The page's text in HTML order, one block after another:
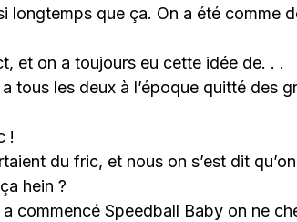
longtemps que ça. On a été comme
et on a toujours eu cette idée de. . .
tous les deux à l’époque quitté des
!
du fric, et nous on s’est dit
hein ?
commencé Speedball Baby on ne